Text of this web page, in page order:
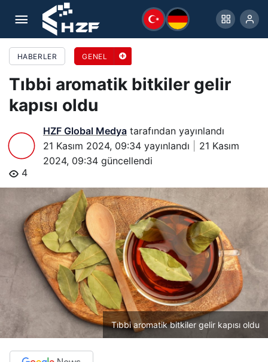
HABERLER GENEL
Tıbbi aromatik bitkiler gelir
kapısı oldu
HZF Global Medya tarafından yayınlandı
21 Kasım 2024, 09:34 yayınlandı
21 Kasım
2024, 09:34 güncellendi
4
Tıbbi aromatik bitkiler gelir kapısı oldu
Tıbbi aromatik bitkiler gelir kapısı oldu